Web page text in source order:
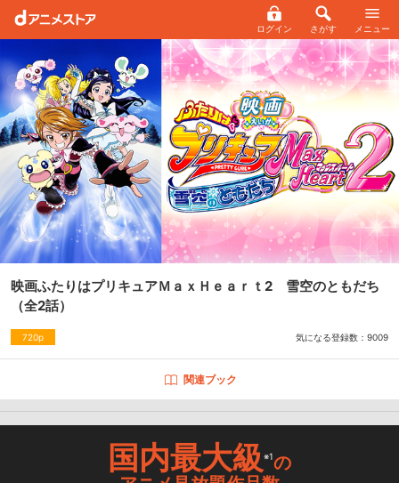
ログイン さがす メニュー
映画ふたりはプリキュアＭａｘＨｅａｒｔ2 雪空のともだち
（全2話）
720p 気になる登録数： 9009
関連ブック
国内最大級※1の